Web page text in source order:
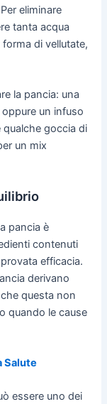
eliminare
tanta acqua
di vellutate,
la pancia: una
un infuso
goccia di
un mix
pancia è
contenuti
efficacia.
derivano
questa non
quando le cause
Salute
essere uno dei